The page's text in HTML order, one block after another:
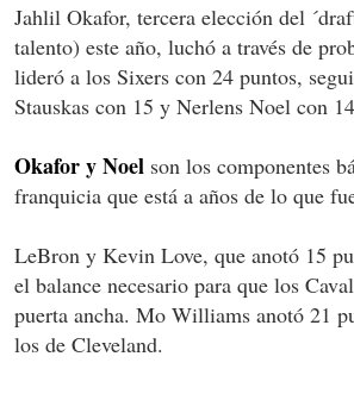
Jahlil Okafor, tercera elección del
talento) este año, luchó a través de
lideró a los Sixers con 24 puntos,
Stauskas con 15 y Nerlens Noel con
Okafor y Noel son los componentes
franquicia que está a años de lo que
LeBron y Kevin Love, que anotó 15
el balance necesario para que los
puerta ancha. Mo Williams anotó 21
los de Cleveland.